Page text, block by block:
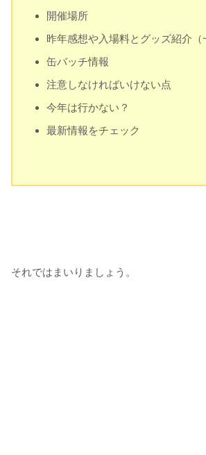
開催場所
昨年感想や入場料とグッズ紹介（
缶バッチ情報
注意しなければいけない点
今年は行かない？
最新情報をチェック
それではまいりましょう。